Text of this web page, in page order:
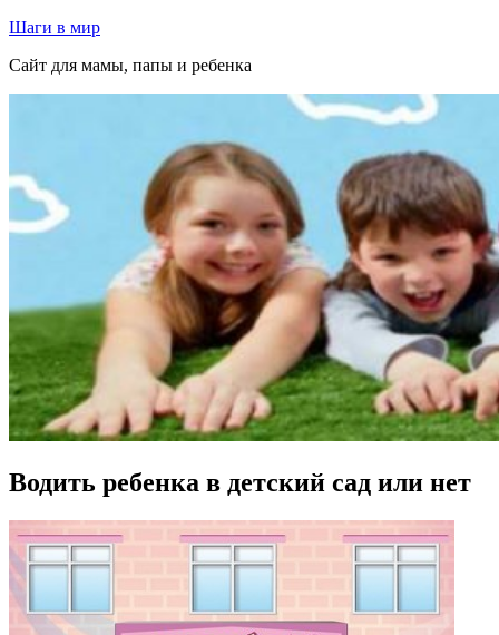
Перейти
содержимому
Шаги в мир
Сайт для мамы, папы и ребенка
Водить ребенка в детский сад или нет